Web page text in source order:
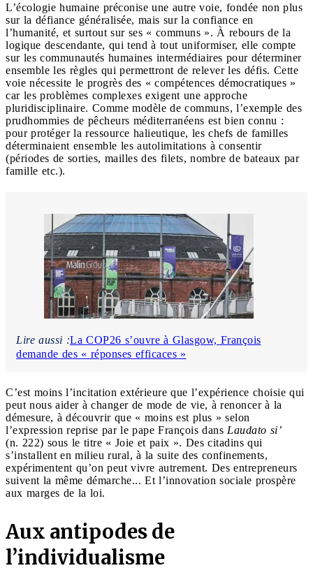
L’écologie humaine préconise une autre voie, fondée non plus
sur la défiance généralisée, mais sur la confiance en
l’humanité, et surtout sur ses « communs ». À rebours de la
logique descendante, qui tend à tout uniformiser, elle compte
sur les communautés humaines intermédiaires pour déterminer
ensemble les règles qui permettront de relever les défis. Cette
voie nécessite le progrès des « compétences démocratiques »
car les problèmes complexes exigent une approche
pluridisciplinaire. Comme modèle de communs, l’exemple des
prudhommies de pêcheurs méditerranéens est bien connu :
pour protéger la ressource halieutique, les chefs de familles
déterminaient ensemble les autolimitations à consentir
(périodes de sorties, mailles des filets, nombre de bateaux par
famille etc.).
Lire aussi :La COP26 s’ouvre à Glasgow, François
demande des « réponses efficaces »
C’est moins l’incitation extérieure que l’expérience choisie qui
peut nous aider à changer de mode de vie, à renoncer à la
démesure, à découvrir que « moins est plus » selon
l’expression reprise par le pape François dans Laudato si’
(n. 222) sous le titre « Joie et paix ». Des citadins qui
s’installent en milieu rural, à la suite des confinements,
expérimentent qu’on peut vivre autrement. Des entrepreneurs
suivent la même démarche... Et l’innovation sociale prospère
aux marges de la loi.
Aux antipodes de
l’individualisme